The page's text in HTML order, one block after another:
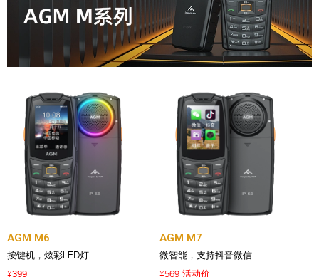
AGM M6
按键机，炫彩LED灯
¥399
AGM M7
微智能，支持抖音微信
¥569 活动价